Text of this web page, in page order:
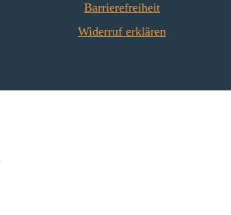
Barrierefreiheit
Widerruf erklären